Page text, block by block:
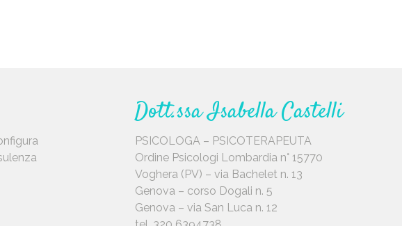
Dott.ssa Isabella Castelli
PSICOLOGA – PSICOTERAPEUTA
Ordine Psicologi Lombardia n° 15770
Voghera (PV) – via Bachelet n. 13
Genova – corso Dogali n. 5
Genova – via San Luca n. 12